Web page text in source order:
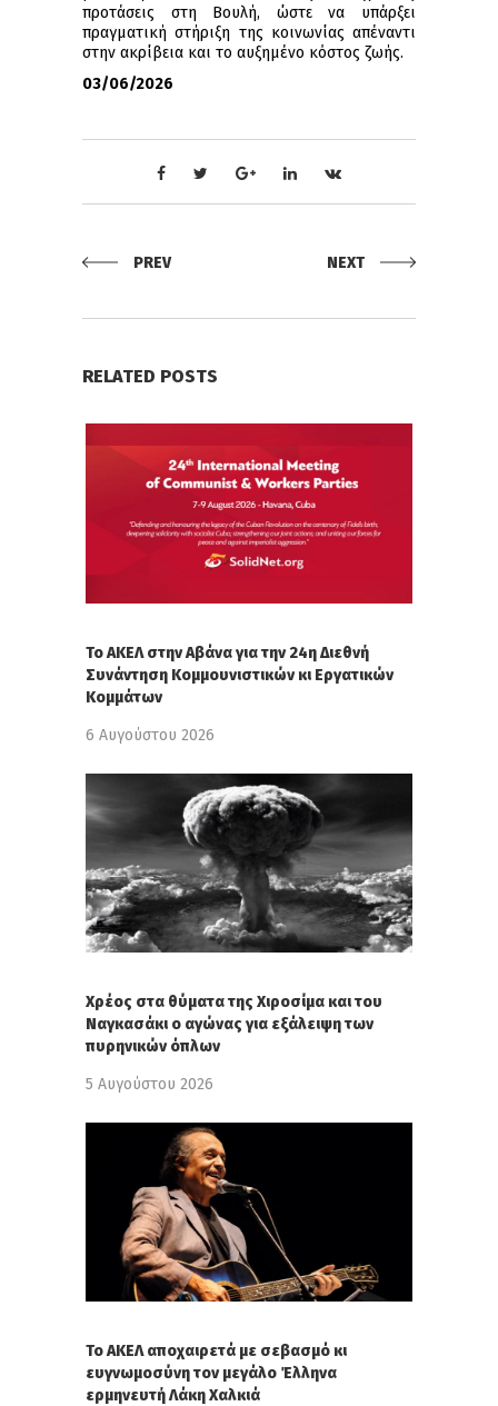
προτάσεις στη Βουλή, ώστε να υπάρξει
πραγματική στήριξη της κοινωνίας απέναντι
στην ακρίβεια και το αυξημένο κόστος ζωής.
03/06/2026
PREV NEXT
RELATED POSTS
Το ΑΚΕΛ στην Αβάνα για την 24η Διεθνή
Συνάντηση Κομμουνιστικών κι Εργατικών
Κομμάτων
6 Αυγούστου 2026
Χρέος στα θύματα της Χιροσίμα και του
Ναγκασάκι ο αγώνας για εξάλειψη των
πυρηνικών όπλων
5 Αυγούστου 2026
Το ΑΚΕΛ αποχαιρετά με σεβασμό κι
ευγνωμοσύνη τον μεγάλο Έλληνα
ερμηνευτή Λάκη Χαλκιά